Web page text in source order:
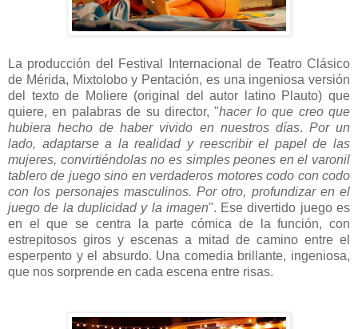
La producción del Festival Internacional de Teatro Clásico
de Mérida, Mixtolobo y Pentación, es una ingeniosa versión
del texto de Moliere (original del autor latino Plauto) que
quiere, en palabras de su director, "hacer lo que creo que
hubiera hecho de haber vivido en nuestros días. Por un
lado, adaptarse a la realidad y reescribir el papel de las
mujeres, convirtiéndolas no es simples peones en el varonil
tablero de juego sino en verdaderos motores codo con codo
con los personajes masculinos. Por otro, profundizar en el
juego de la duplicidad y la imagen". Ese divertido juego es
en el que se centra la parte cómica de la función, con
estrepitosos giros y escenas a mitad de camino entre el
esperpento y el absurdo. Una comedia brillante, ingeniosa,
que nos sorprende en cada escena entre risas.